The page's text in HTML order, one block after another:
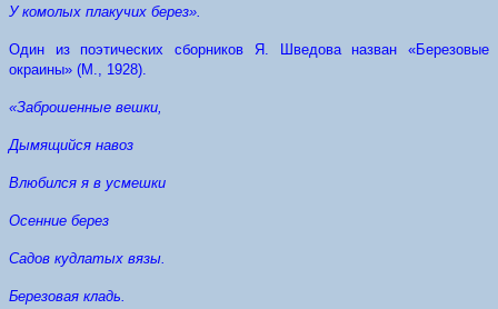
У комолых плакучих берез».
Один из поэтических сборников Я. Шведова назван «Березовые
окраины» (М., 1928).
«Заброшенные вешки,
Дымящийся навоз
Влюбился я в усмешки
Осенние берез
Садов кудлатых вязы.
Березовая кладь.